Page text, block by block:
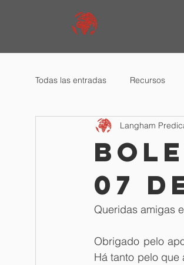
Todas las entradas Recursos
07
Langham
Queridas amigas
Obrigado pelo
Há tanto pelo que